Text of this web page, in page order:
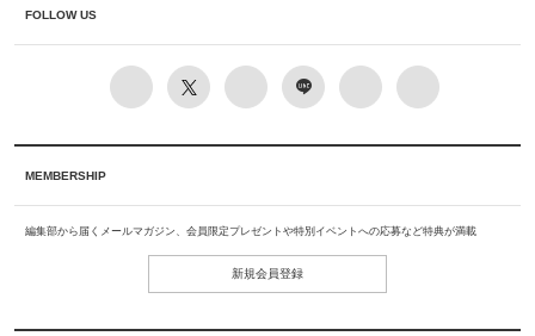
FOLLOW US
MEMBERSHIP
編集部から届くメールマガジン、会員限定プレゼントや特別イベントへの応募など特典が満載
新規会員登録